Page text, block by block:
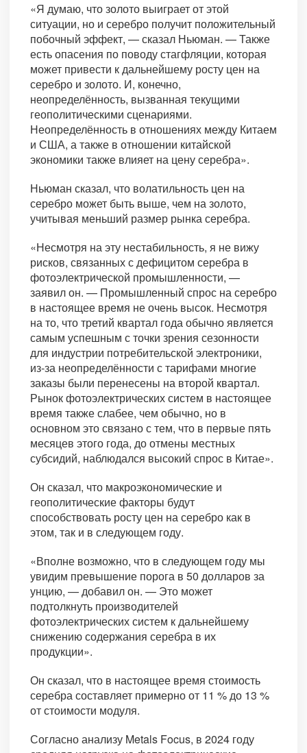
«Я думаю, что золото выиграет от этой
ситуации, но и серебро получит положительный
побочный эффект, — сказал Ньюман. — Также
есть опасения по поводу стагфляции, которая
может привести к дальнейшему росту цен на
серебро и золото. И, конечно,
неопределённость, вызванная текущими
геополитическими сценариями.
Неопределённость в отношениях между Китаем
и США, а также в отношении китайской
экономики также влияет на цену серебра».
Ньюман сказал, что волатильность цен на
серебро может быть выше, чем на золото,
учитывая меньший размер рынка серебра.
«Несмотря на эту нестабильность, я не вижу
рисков, связанных с дефицитом серебра в
фотоэлектрической промышленности, —
заявил он. — Промышленный спрос на серебро
в настоящее время не очень высок. Несмотря
на то, что третий квартал года обычно является
самым успешным с точки зрения сезонности
для индустрии потребительской электроники,
из-за неопределённости с тарифами многие
заказы были перенесены на второй квартал.
Рынок фотоэлектрических систем в настоящее
время также слабее, чем обычно, но в
основном это связано с тем, что в первые пять
месяцев этого года, до отмены местных
субсидий, наблюдался высокий спрос в Китае».
Он сказал, что макроэкономические и
геополитические факторы будут
способствовать росту цен на серебро как в
этом, так и в следующем году.
«Вполне возможно, что в следующем году мы
увидим превышение порога в 50 долларов за
унцию, — добавил он. — Это может
подтолкнуть производителей
фотоэлектрических систем к дальнейшему
снижению содержания серебра в их
продукции».
Он сказал, что в настоящее время стоимость
серебра составляет примерно от 11 % до 13 %
от стоимости модуля.
Согласно анализу Metals Focus, в 2024 году